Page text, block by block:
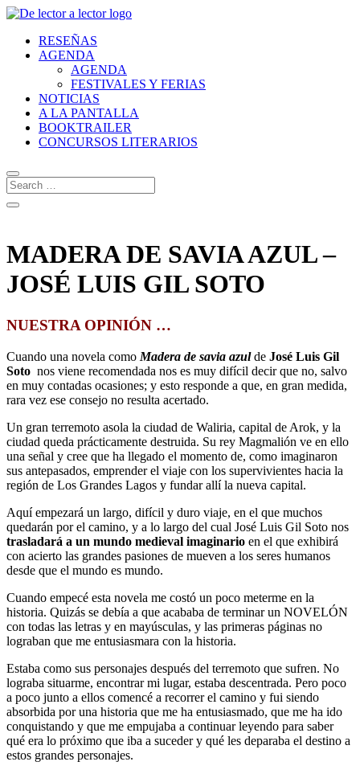
RESEÑAS
AGENDA
AGENDA
FESTIVALES Y FERIAS
NOTICIAS
A LA PANTALLA
BOOKTRAILER
CONCURSOS LITERARIOS
MADERA DE SAVIA AZUL –
JOSÉ LUIS GIL SOTO
NUESTRA OPINIÓN …
Cuando una novela como Madera de savia azulde José Luis Gil
Soto nos viene recomendada nos es muy difícil decir que no, salvo
en muy contadas ocasiones; y esto responde a que, en gran medida,
rara vez ese consejo no resulta acertado.
Un gran terremoto asola la ciudad de Waliria, capital de Arok, y la
ciudad queda prácticamente destruida. Su rey Magmalión ve en ello
una señal y cree que ha llegado el momento de, como imaginaron
sus antepasados, emprender el viaje con los supervivientes hacia la
región de Los Grandes Lagos y fundar allí la nueva capital.
Aquí empezará un largo, difícil y duro viaje, en el que muchos
quedarán por el camino, y a lo largo del cual José Luis Gil Soto nos
trasladará a un mundo medieval imaginario en el que exhibirá
con acierto las grandes pasiones de mueven a los seres humanos
desde que el mundo es mundo.
Cuando empecé esta novela me costó un poco meterme en la
historia. Quizás se debía a que acababa de terminar un NOVELÓN
con todas las letras y en mayúsculas, y las primeras páginas no
lograban que me entusiasmara con la historia.
Estaba como sus personajes después del terremoto que sufren. No
lograba situarme, encontrar mi lugar, estaba descentrada. Pero poco
a poco junto a ellos comencé a recorrer el camino y fui siendo
absorbida por una historia que me ha entusiasmado, que me ha ido
conquistando y que me empujaba a continuar leyendo para saber
qué era lo próximo que iba a suceder y qué les deparaba el destino a
estos grandes personajes.